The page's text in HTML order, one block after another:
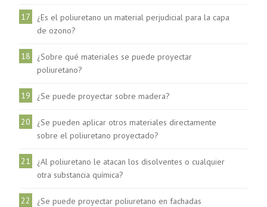
17
¿Es el poliuretano un material perjudicial para la capa
de ozono?
18
¿Sobre qué materiales se puede proyectar
poliuretano?
19 ¿Se puede proyectar sobre madera?
20
¿Se pueden aplicar otros materiales directamente
sobre el poliuretano proyectado?
21
¿Al poliuretano le atacan los disolventes o cualquier
otra substancia química?
22
¿Se puede proyectar poliuretano en fachadas